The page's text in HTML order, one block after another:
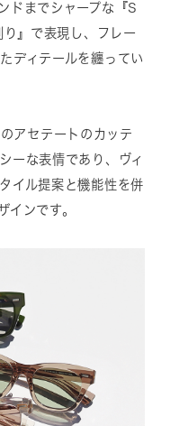
ドまでシャープな『S
』で表現し、フレー
ディテールを纏ってい
アセテートのカッテ
ーな表情であり、ヴィ
イル提案と機能性を併
インです。